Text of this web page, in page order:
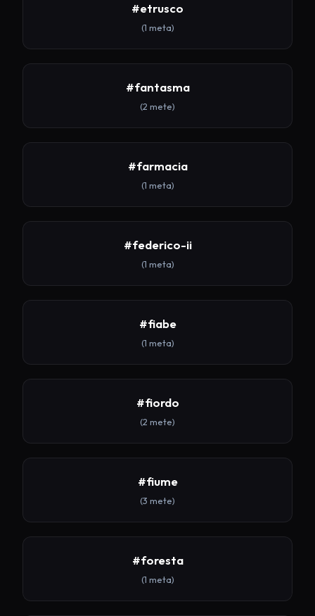
#etrusco
(1 meta)
#fantasma
(2 mete)
#farmacia
(1 meta)
#federico-ii
(1 meta)
#fiabe
(1 meta)
#fiordo
(2 mete)
#fiume
(3 mete)
#foresta
(1 meta)